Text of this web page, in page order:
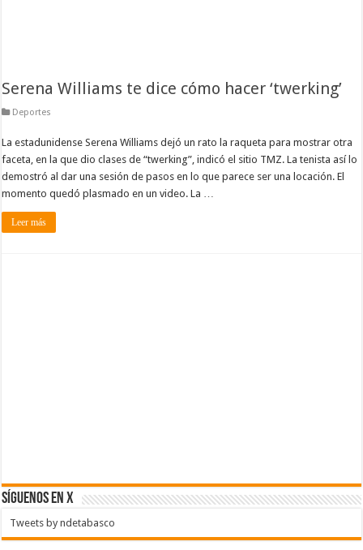
Serena Williams te dice cómo hacer ‘twerking’
Deportes
La estadunidense Serena Williams dejó un rato la raqueta para mostrar otra
faceta, en la que dio clases de “twerking”, indicó el sitio TMZ. La tenista así lo
demostró al dar una sesión de pasos en lo que parece ser una locación. El
momento quedó plasmado en un video. La …
Leer más
SÍGUENOS EN X
Tweets by ndetabasco